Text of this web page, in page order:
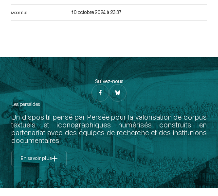
MODIFIÉ LE 10 octobre 2024 à 23:37
Suivez-nous
Les perséides
Un dispositif pensé par Persée pour la valorisation de corpus
textuels et iconographiques numérisés construits en
partenariat avec des équipes de recherche et des institutions
documentaires.
En savoir plus